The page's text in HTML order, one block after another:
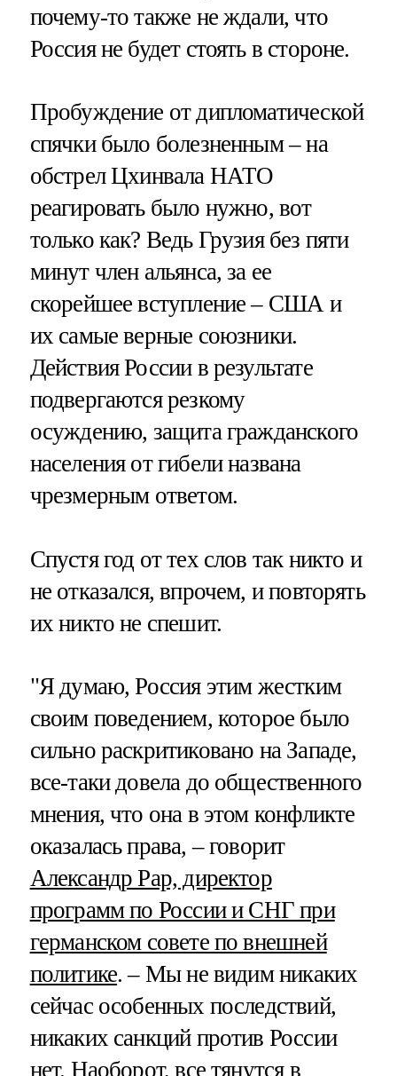
почему-то также не ждали, что
Россия не будет стоять в стороне.
Пробуждение от дипломатической
спячки было болезненным – на
обстрел Цхинвала НАТО
реагировать было нужно, вот
только как? Ведь Грузия без пяти
минут член альянса, за ее
скорейшее вступление – США и
их самые верные союзники.
Действия России в результате
подвергаются резкому
осуждению, защита гражданского
населения от гибели названа
чрезмерным ответом.
Спустя год от тех слов так никто и
не отказался, впрочем, и повторять
их никто не спешит.
"Я думаю, Россия этим жестким
своим поведением, которое было
сильно раскритиковано на Западе,
все-таки довела до общественного
мнения, что она в этом конфликте
оказалась права, – говорит
Александр Рар, директор
программ по России и СНГ при
германском совете по внешней
политике. – Мы не видим никаких
сейчас особенных последствий,
никаких санкций против России
нет. Наоборот, все тянутся в